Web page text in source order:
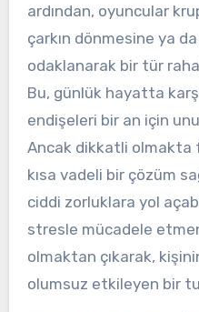
ardından, oyuncular
çarkın dönmesine ya
odaklanarak bir tür
Bu, günlük hayatta
endişeleri bir an için
Ancak dikkatli olmakta
kısa vadeli bir çözüm
ciddi zorluklara yol
stresle mücadele
olmaktan çıkarak,
olumsuz etkileyen bir